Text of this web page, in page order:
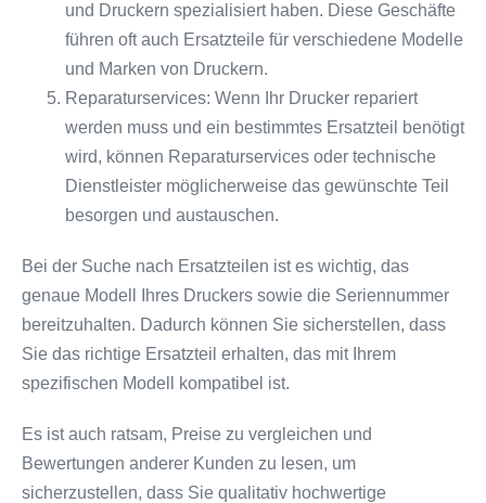
und Druckern spezialisiert haben. Diese Geschäfte
führen oft auch Ersatzteile für verschiedene Modelle
und Marken von Druckern.
Reparaturservices: Wenn Ihr Drucker repariert
werden muss und ein bestimmtes Ersatzteil benötigt
wird, können Reparaturservices oder technische
Dienstleister möglicherweise das gewünschte Teil
besorgen und austauschen.
Bei der Suche nach Ersatzteilen ist es wichtig, das
genaue Modell Ihres Druckers sowie die Seriennummer
bereitzuhalten. Dadurch können Sie sicherstellen, dass
Sie das richtige Ersatzteil erhalten, das mit Ihrem
spezifischen Modell kompatibel ist.
Es ist auch ratsam, Preise zu vergleichen und
Bewertungen anderer Kunden zu lesen, um
sicherzustellen, dass Sie qualitativ hochwertige